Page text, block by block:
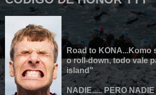
Road to KONA...Komo
o roll-down, todo vale
island"
NADIE..... PERO